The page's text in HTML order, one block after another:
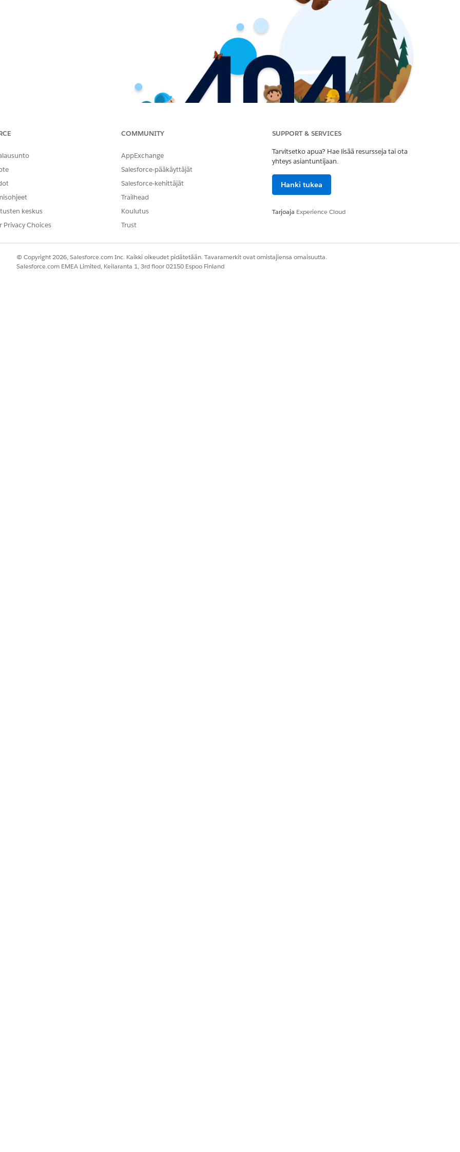
keskus
Privacy Choices
COMMUNITY
AppExchange
Salesforce-pääkäyttäjät
Salesforce-kehittäjät
Trailhead
Koulutus
Trust
SUPPORT & SERVICES
Tarvitsetko apua? Hae lisää resursseja tai ota
yhteys asiantuntijaan.
Hanki tukea
Tarjoaja Experience Cloud
© Copyright 2026, Salesforce.com Inc. Kaikki oikeudet pidätetään. Tavaramerkit ovat omistajiensa omaisuutta.
Salesforce.com EMEA Limited, Keilaranta 1, 3rd floor 02150 Espoo Finland